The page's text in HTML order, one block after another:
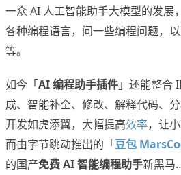
一众 AI 人工智能助手大模型的发展
各种编程语言，问一些编程问题，
等。
如今「AI 编程助手插件」还能整合
成、智能补全、修改、解释代码、
开发如虎添翼，大幅提高效率，让
而由字节跳动推出的「豆包
的国产免费 AI 智能编程助手新黑